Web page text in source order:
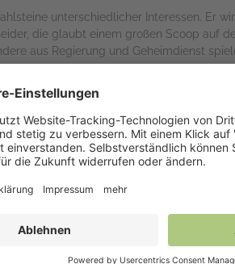
unterschiedlicher Interessen. Er
die glaubt einem großen Scoop auf
aus Regierung und Geheimdienst
gut lesen. Nicht immer ist es leicht,
dass die Regierungsmitglieder nicht
verfolgen. Trotz der oft verwirrenden
vielleicht nicht befriedigende Auflösung
Mit Laura Schneider kann ich mich
für ehrgeizig und berechnend. Ich denke,